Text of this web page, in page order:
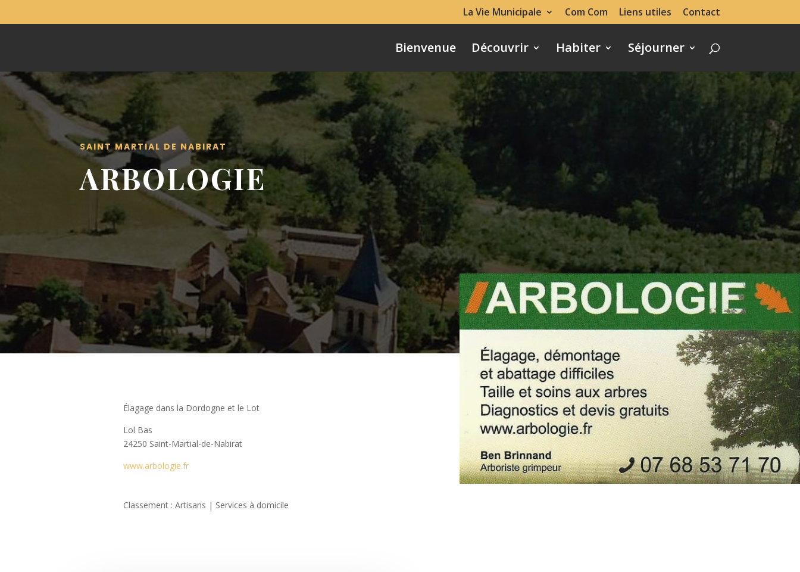
La Vie Municipale Com Com Liens utiles Contact
Bienvenue Découvrir Habiter Séjourner
SAINT MARTIAL DE NABIRAT
ARBOLOGIE
Élagage dans la Dordogne et le Lot
Lol Bas
24250 Saint-Martial-de-Nabirat
www.arbologie.fr
Classement : Artisans | Services à domicile